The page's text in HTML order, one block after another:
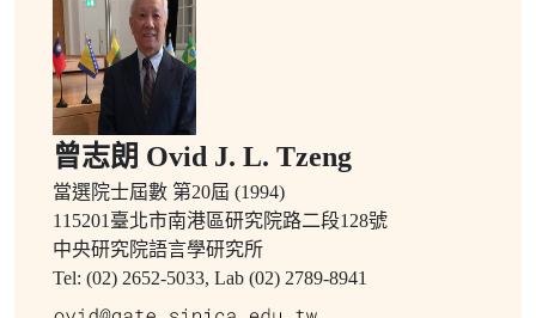
曾志朗 Ovid J. L. Tzeng
當選院士屆數 第20屆 (1994)
115201臺北市南港區研究院路二段128號
中央研究院語言學研究所
Tel: (02) 2652-5033, Lab (02) 2789-8941